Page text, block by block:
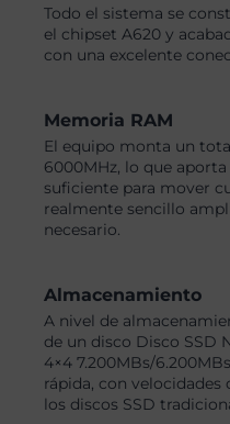
Todo el sistema se
el chipset A620 y
con una excelente
Memoria RAM
El equipo monta un
6000MHz, lo que
suficiente para mover
realmente sencillo
necesario.
Almacenamiento
A nivel de
de un disco Disco SSD
4×4 7.200MBs/
rápida, con
los discos SSD